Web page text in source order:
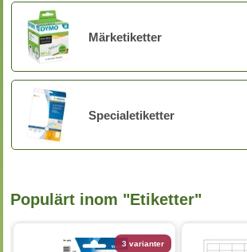
Märketiketter
Specialetiketter
Populärt inom "Etiketter"
3 varianter